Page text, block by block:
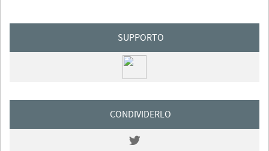
SUPPORTO
CONDIVIDERLO